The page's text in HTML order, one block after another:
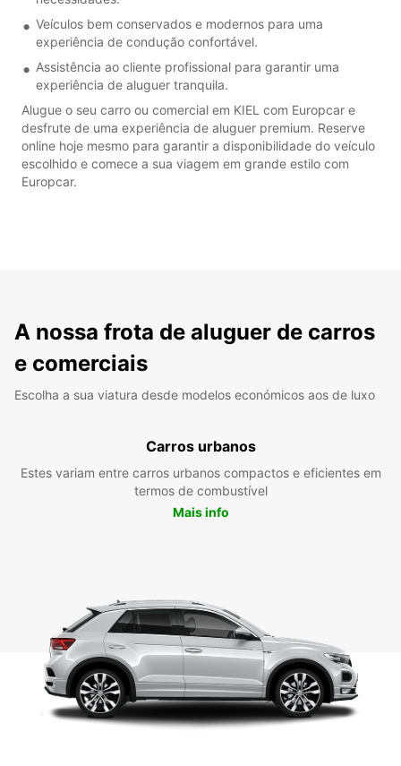
Veículos bem conservados e modernos para uma
experiência de condução confortável.
Assistência ao cliente profissional para garantir uma
experiência de aluguer tranquila.
Alugue o seu carro ou comercial em KIEL com Europcar e
desfrute de uma experiência de aluguer premium. Reserve
online hoje mesmo para garantir a disponibilidade do veículo
escolhido e comece a sua viagem em grande estilo com
Europcar.
A nossa frota de aluguer de carros
e comerciais
Escolha a sua viatura desde modelos económicos aos de luxo
Carros urbanos
Estes variam entre carros urbanos compactos e eficientes em
termos de combustível
Mais info